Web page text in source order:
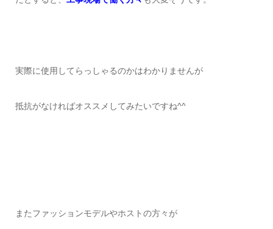
実際に使用してらっしゃるのかはわかりませんが
抵抗がなければオススメしてみたいですね^^
またファッションモデルやホストの方々が